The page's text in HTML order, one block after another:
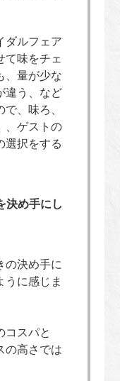
ダルフェア
て味をチェ
、量が少な
違う、など
、味ろ、
、ゲストの
選択をする
決め手にし
の決め手に
うに感じま
コスパと
の高さでは